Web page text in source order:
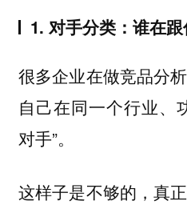
1. 对手分类：谁在
很多企业在做竞品分
自己在同一个行业、
对手”。
这样子是不够的，真